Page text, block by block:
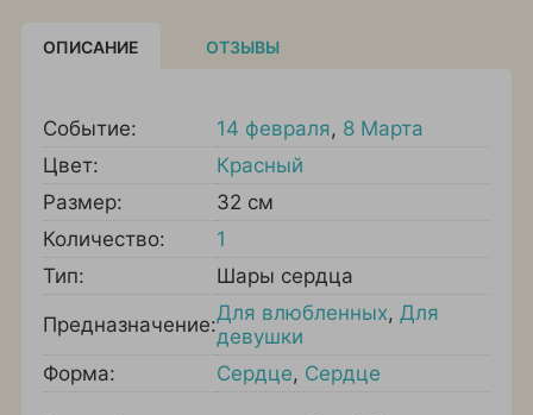
ОПИСАНИЕ ОТЗЫВЫ
Событие: 14 февраля, 8 Марта
Цвет:
Красный
Размер:
32 см
Количество:
1
Тип:
Шары сердца
Предназначение:Для влюбленных, Для
девушки
Форма:
Сердце, Сердце